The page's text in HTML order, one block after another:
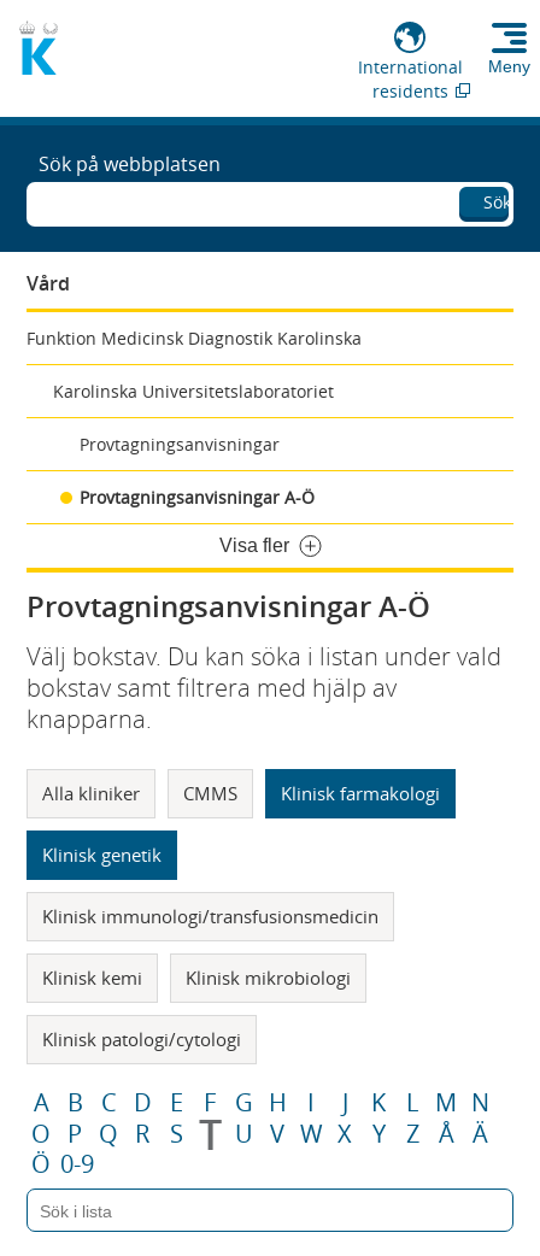
International
residents
Meny
Sök på webbplatsen
Sök
Vård
Funktion Medicinsk Diagnostik Karolinska
Karolinska Universitetslaboratoriet
Provtagningsanvisningar
Provtagningsanvisningar A-Ö
Visa fler
Provtagningsanvisningar A-Ö
Välj bokstav. Du kan söka i listan under vald
bokstav samt filtrera med hjälp av
knapparna.
Alla kliniker CMMS Klinisk farmakologi
Klinisk genetik
Klinisk immunologi/transfusionsmedicin
Klinisk kemi Klinisk mikrobiologi
Klinisk patologi/cytologi
A B C D E F G H I J K L M N
O
P Q R S T U V W X Y Z Å Ä
Ö 0-9